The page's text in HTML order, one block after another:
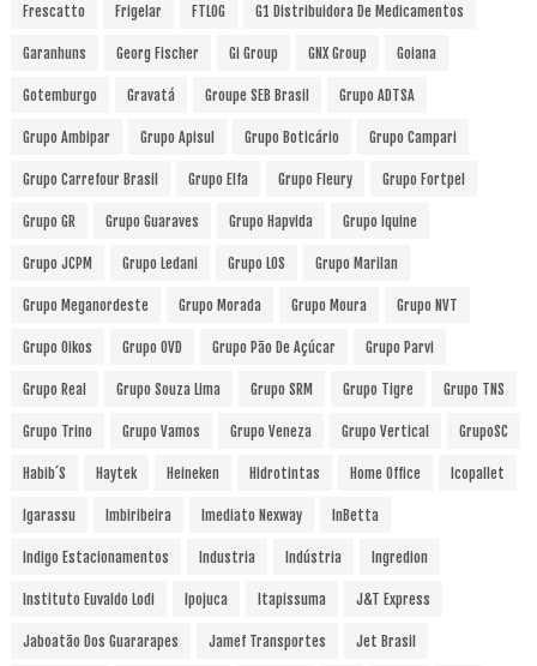
Frescatto Frigelar FTLOG G1 Distribuidora De Medicamentos
Garanhuns Georg Fischer Gi Group GNX Group Goiana
Gotemburgo Gravatá Groupe SEB Brasil Grupo ADTSA
Grupo Ambipar Grupo Apisul Grupo Boticário Grupo Campari
Grupo Carrefour Brasil Grupo Elfa Grupo Fleury Grupo Fortpel
Grupo GR Grupo Guaraves Grupo Hapvida Grupo Iquine
Grupo JCPM Grupo Ledani Grupo LOS Grupo Marilan
Grupo Meganordeste Grupo Morada Grupo Moura Grupo NVT
Grupo Oikos Grupo OVD Grupo Pão De Açúcar Grupo Parvi
Grupo Real Grupo Souza Lima Grupo SRM Grupo Tigre Grupo TNS
Grupo Trino Grupo Vamos Grupo Veneza Grupo Vertical GrupoSC
Habib´s Haytek Heineken Hidrotintas Home Office Icopallet
Igarassu Imbiribeira Imediato Nexway InBetta
Indigo Estacionamentos Industria Indústria Ingredion
Instituto Euvaldo Lodi Ipojuca Itapissuma J&T Express
Jaboatão Dos Guararapes Jamef Transportes Jet Brasil